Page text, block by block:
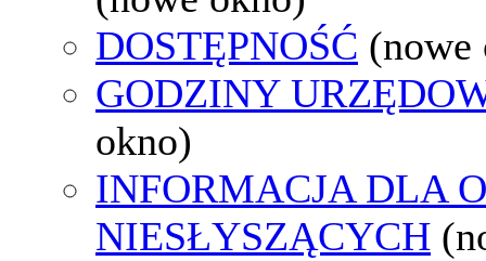
DOSTĘPNOŚĆ (nowe
GODZINY
okno)
INFORMACJA DLA
NIESŁYSZĄCYCH